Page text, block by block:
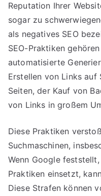
Reputation Ihrer
sogar zu
als negatives SEO
SEO-Praktiken
automatisierte
Erstellen von Links
Seiten, der Kauf von
von Links in großem
Diese Praktiken
Suchmaschinen,
Wenn Google
Praktiken einsetzt,
Diese Strafen können